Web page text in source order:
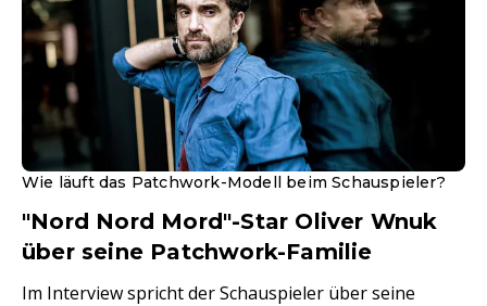
Wie läuft das Patchwork-Modell beim Schauspieler?
"Nord Nord Mord"-Star Oliver Wnuk
über seine Patchwork-Familie
Im Interview spricht der Schauspieler über seine